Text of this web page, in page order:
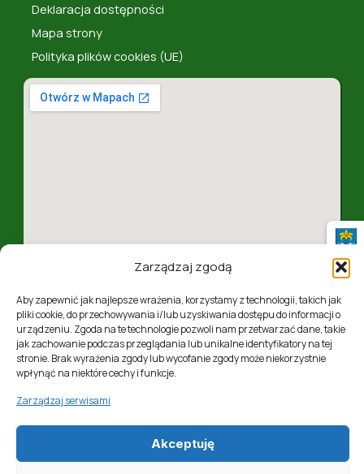
Zarządzaj zgodą
Aby zapewnić jak najlepsze wrażenia, korzystamy z technologii, takich jak
pliki cookie, do przechowywania i/lub uzyskiwania dostępu do informacji o
urządzeniu. Zgoda na te technologie pozwoli nam przetwarzać dane, takie
jak zachowanie podczas przeglądania lub unikalne identyfikatory na tej
stronie. Brak wyrażenia zgody lub wycofanie zgody może niekorzystnie
wpłynąć na niektóre cechy i funkcje.
Zarządzaj serwisami
Akceptuję
Deklaracja dostępności
Mapa strony
Polityka plików cookies (UE)
ul. 1 Maja 4, 37-310 Nowa Sarzyna, woj. podkarpackie
Realizacja:Softres Sp. z o. o.